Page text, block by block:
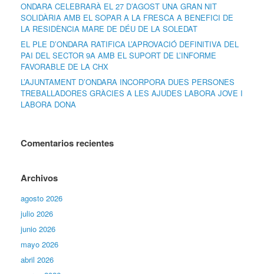
ONDARA CELEBRARÀ EL 27 D’AGOST UNA GRAN NIT
SOLIDÀRIA AMB EL SOPAR A LA FRESCA A BENEFICI DE
LA RESIDÈNCIA MARE DE DÉU DE LA SOLEDAT
EL PLE D’ONDARA RATIFICA L’APROVACIÓ DEFINITIVA DEL
PAI DEL SECTOR 9A AMB EL SUPORT DE L’INFORME
FAVORABLE DE LA CHX
L’AJUNTAMENT D’ONDARA INCORPORA DUES PERSONES
TREBALLADORES GRÀCIES A LES AJUDES LABORA JOVE I
LABORA DONA
Comentarios recientes
Archivos
agosto 2026
julio 2026
junio 2026
mayo 2026
abril 2026